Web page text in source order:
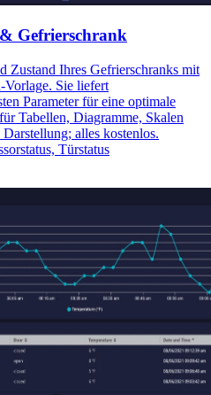
Gefrierschrank
Zustand Ihres Gefrierschranks mit
Vorlage. Sie liefert
Parameter für eine optimale
Tabellen, Diagramme, Skalen
alles kostenlos.
Türstatus